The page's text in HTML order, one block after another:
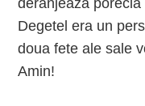
Degetel era un
doua fete ale sale
Amin!